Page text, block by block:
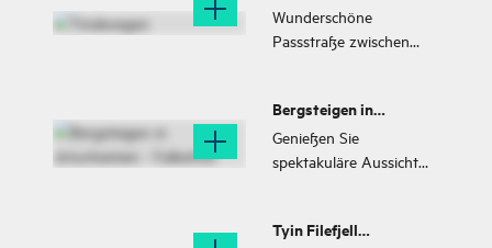
Wunderschöne
Passstraße zwischen
Aussicht über
Gebirgslandschaften und
die imponierenden Gipfel
Bergsteigen in
Jotunheimen -
Falketind
Genießen Sie
spektakuläre Aussicht
Tyin Filefjell